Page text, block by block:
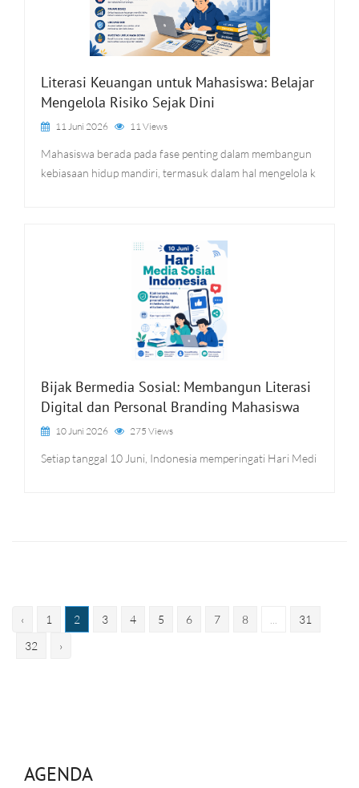
Literasi Keuangan untuk Mahasiswa: Belajar
Mengelola Risiko Sejak Dini
11 Juni 2026 11 Views
Mahasiswa berada pada fase penting dalam membangun
kebiasaan hidup mandiri, termasuk dalam hal mengelola k
Bijak Bermedia Sosial: Membangun Literasi
Digital dan Personal Branding Mahasiswa
10 Juni 2026 275 Views
Setiap tanggal 10 Juni, Indonesia memperingati Hari Medi
‹ 1 2 3 4 5 6 7 8
31
32
›
AGENDA